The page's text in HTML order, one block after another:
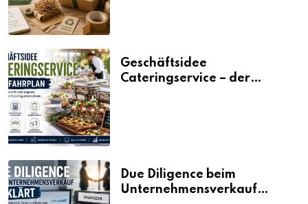
Geschäftsidee
Cateringservice – der
Due Diligence beim
Unternehmensverkauf